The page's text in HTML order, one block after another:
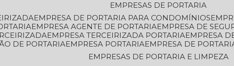
EMPRESAS DE PORTARIA
EMPRESA DE PORTARIA PARA CONDOMÍNIOS
EMPRESA AGENTE DE PORTARIA
EMPRESA DE
EMPRESA TERCEIRIZADA PORTARIA
EMPRESA
DE PORTARIA
EMPRESA PORTARIA
EMPRESA DE
EMPRESAS DE PORTARIA E LIMPEZA